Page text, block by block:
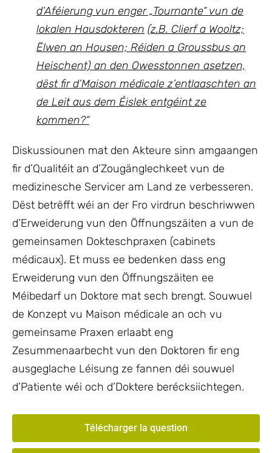
d’Aféierung vun enger „Tournante“ vun de
lokalen Hausdokteren (z.B. Clierf a Wooltz;
Ëlwen an Housen; Réiden a Groussbus an
Heischent) an den Owesstonnen asetzen,
dëst fir d’Maison médicale z’entlaaschten an
de Leit aus dem Éislek entgéint ze
kommen?“
Diskussiounen mat den Akteure sinn amgaangen
fir d’Qualitéit an d’Zougänglechkeet vun de
medizinesche Servicer am Land ze verbesseren.
Dëst betrëfft wéi an der Fro virdrun beschriwwen
d’Erweiderung vun den Öffnungszäiten a vun de
gemeinsamen Dokteschpraxen (cabinets
médicaux). Et muss ee bedenken dass eng
Erweiderung vun den Öffnungszäiten ee
Méibedarf un Doktore mat sech brengt. Souwuel
de Konzept vu Maison médicale an och vu
gemeinsame Praxen erlaabt eng
Zesummenaarbecht vun den Doktoren fir eng
ausgeglache Léisung ze fannen déi souwuel
d’Patiente wéi och d’Doktere berécksiichtegen.
Télécharger la question